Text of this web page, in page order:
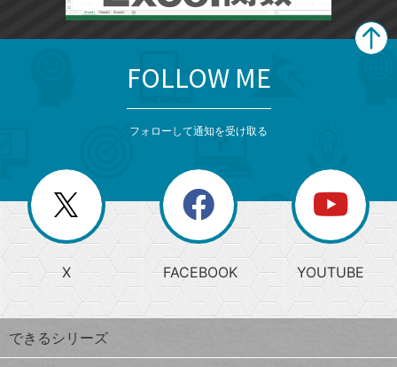
じ
る
search
検
索
上
昇
ワ
ー
ド
閉
じ
る
ー
か
ら
探
す
FOLLOW ME
フォローして通知を受け取る
X FACEBOOK YOUTUBE
できるシリーズ